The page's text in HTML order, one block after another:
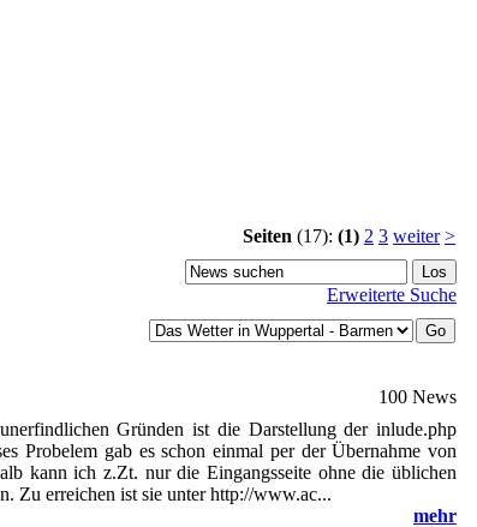
Seiten (17): (1) 2 3 weiter >
Erweiterte Suche
100 News
Gründen ist die Darstellung der inlude.php
Probelem gab es schon einmal per der Übernahme von
kann ich z.Zt. nur die Eingangsseite ohne die üblichen
Zu erreichen ist sie unter http://www.ac...
mehr